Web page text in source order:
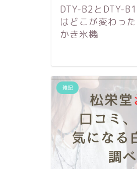
DTY-B2とDTY-
はどこが変わっ
かき氷機
雑記